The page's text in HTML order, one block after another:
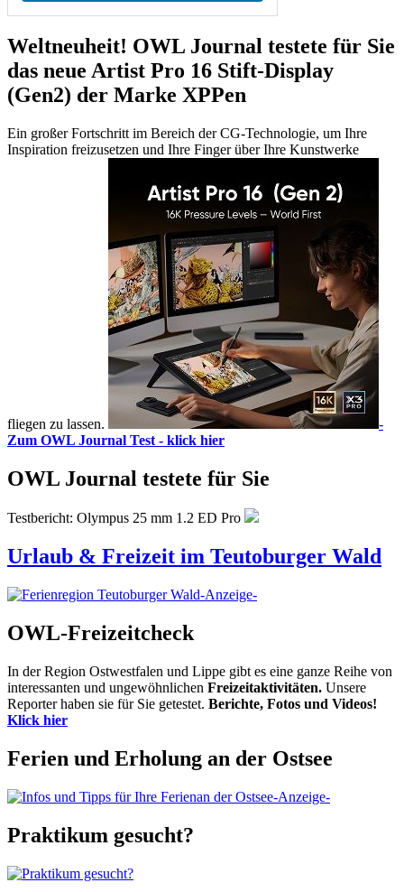
Weltneuheit! OWL Journal testete für Sie
das neue Artist Pro 16 Stift-Display
(Gen2) der Marke XPPen
Ein großer Fortschritt im Bereich der CG-Technologie, um Ihre
Inspiration freizusetzen und Ihre Finger über Ihre Kunstwerke
fliegen zu lassen.
-
Zum OWL Journal Test - klick hier
OWL Journal testete für Sie
Testbericht: Olympus 25 mm 1.2 ED Pro
Urlaub & Freizeit im Teutoburger Wald
-Anzeige-
OWL-Freizeitcheck
In der Region Ostwestfalen und Lippe gibt es eine ganze Reihe von
interessanten und ungewöhnlichen Freizeitaktivitäten. Unsere
Reporter haben sie für Sie getestet. Berichte, Fotos und Videos!
Klick hier
Ferien und Erholung an der Ostsee
-Anzeige-
Praktikum gesucht?